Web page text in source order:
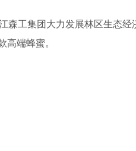
工集团大力发展林区生态经
高端蜂蜜。